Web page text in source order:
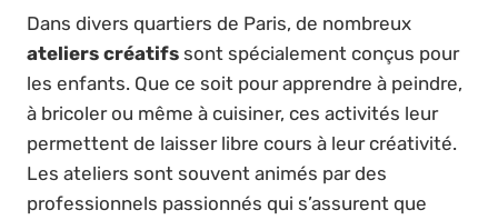
Dans divers quartiers de Paris, de nombreux
ateliers créatifs sont spécialement conçus pour
les enfants. Que ce soit pour apprendre à peindre,
à bricoler ou même à cuisiner, ces activités leur
permettent de laisser libre cours à leur créativité.
Les ateliers sont souvent animés par des
professionnels passionnés qui s’assurent que